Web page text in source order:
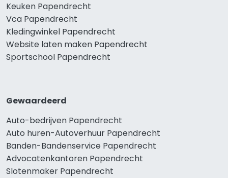
Keuken Papendrecht
Vca Papendrecht
Kledingwinkel Papendrecht
Website laten maken Papendrecht
Sportschool Papendrecht
Gewaardeerd
Auto-bedrijven Papendrecht
Auto huren-Autoverhuur Papendrecht
Banden-Bandenservice Papendrecht
Advocatenkantoren Papendrecht
Slotenmaker Papendrecht